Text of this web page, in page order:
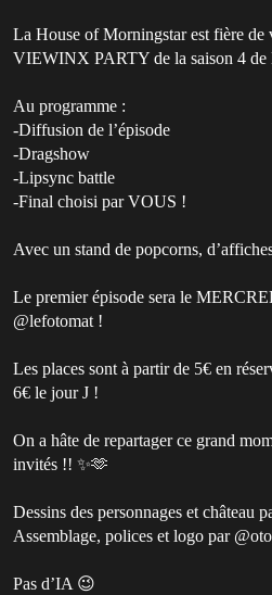
La House of Morningstar est fière de
VIEWINX PARTY de la saison 4
Au programme :
-Diffusion de l’épisode
-Dragshow
-Lipsync battle
-Final choisi par VOUS !
Avec un stand de popcorns,
Le premier épisode sera le
@lefotomat !
Les places sont à partir de 5€ en
6€ le jour J !
On a hâte de repartager ce grand
invités !! ✨🫶
Dessins des personnages et château
Assemblage, polices et logo par
Pas d’IA 😉